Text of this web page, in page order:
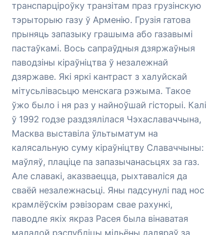
транспарціроўку транзітам праз грузінскую
тэрыторыю газу ў Арменію. Грузія гатова
прыняць запазыку грашыма або газавымі
пастаўкамі. Вось сапраўдныя дзяржаўныя
паводзіны кіраўніцтва ў незалежнай
дзяржаве. Які яркі кантраст з халуйскай
мітусьлівасьцю менскага рэжыма. Такое
ўжо было і ня раз у найноўшай гісторыі. Калі
ў 1992 годзе раздзялілася Чэхаславаччына,
Масква выставіла ўльтыматум на
калясальную суму кіраўніцтву Славаччыны:
маўляў, плаціце па запазычанасьцях за газ.
Але славакі, аказваецца, рыхтаваліся да
сваёй незалежнасьці. Яны падсунулі пад нос
крамлёўскім рэвізорам свае рахункі,
паводле якіх якраз Расея была вінаватая
маладой рэспубліцы мільёны даляраў за